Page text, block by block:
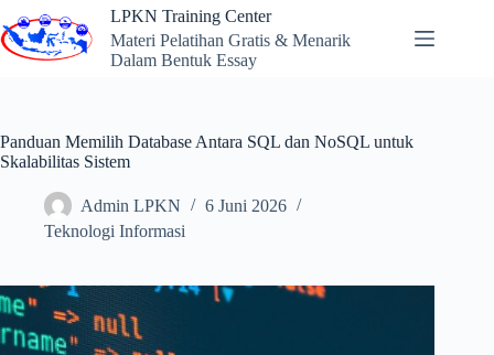
to
content
LPKN Training Center
Materi Pelatihan Gratis & Menarik
Dalam Bentuk Essay
Panduan Memilih Database Antara SQL dan NoSQL untuk
Skalabilitas Sistem
Admin LPKN
6 Juni 2026
Teknologi Informasi